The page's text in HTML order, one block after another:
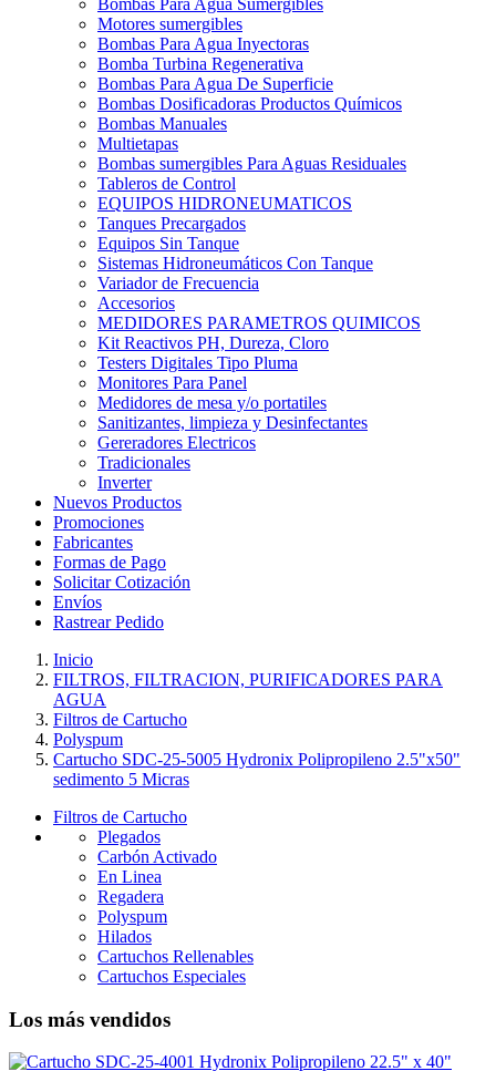
Bombas Para Agua Sumergibles
Motores sumergibles
Bombas Para Agua Inyectoras
Bomba Turbina Regenerativa
Bombas Para Agua De Superficie
Bombas Dosificadoras Productos Químicos
Bombas Manuales
Multietapas
Bombas sumergibles Para Aguas Residuales
Tableros de Control
EQUIPOS HIDRONEUMATICOS
Tanques Precargados
Equipos Sin Tanque
Sistemas Hidroneumáticos Con Tanque
Variador de Frecuencia
Accesorios
MEDIDORES PARAMETROS QUIMICOS
Kit Reactivos PH, Dureza, Cloro
Testers Digitales Tipo Pluma
Monitores Para Panel
Medidores de mesa y/o portatiles
Sanitizantes, limpieza y Desinfectantes
Gereradores Electricos
Tradicionales
Inverter
Nuevos Productos
Promociones
Fabricantes
Formas de Pago
Solicitar Cotización
Envíos
Rastrear Pedido
Inicio
FILTROS, FILTRACION, PURIFICADORES PARA
AGUA
Filtros de Cartucho
Polyspum
Cartucho SDC-25-5005 Hydronix Polipropileno 2.5"x50"
sedimento 5 Micras
Filtros de Cartucho
Plegados
Carbón Activado
En Linea
Regadera
Polyspum
Hilados
Cartuchos Rellenables
Cartuchos Especiales
Los más vendidos